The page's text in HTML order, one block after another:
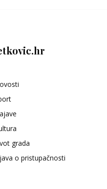
grada
o pristupačnosti